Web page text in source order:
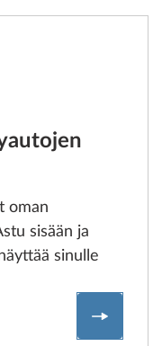
oman
sisään ja
sinulle
Löydä